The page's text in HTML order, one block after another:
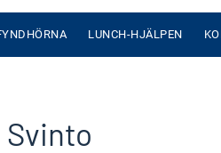
LUNCH-HJÄLPEN
Svinto